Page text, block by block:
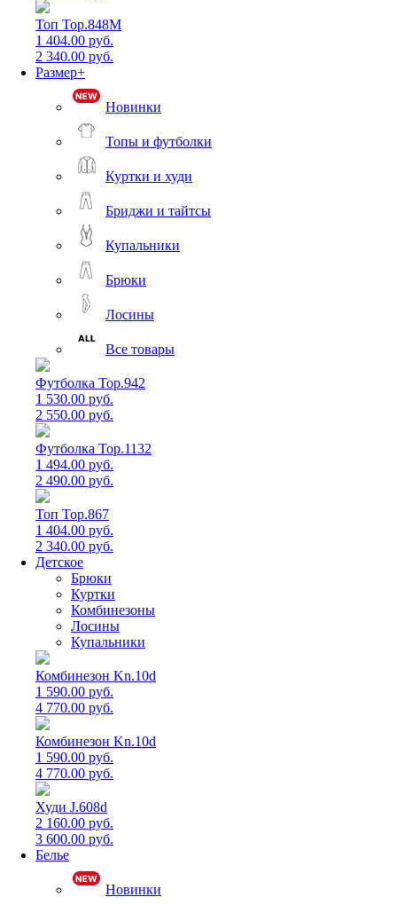
Топ Top.848M
1 404.00 руб.
2 340.00 руб.
Размер+
Новинки
Топы и футболки
Куртки и худи
Бриджи и тайтсы
Купальники
Брюки
Лосины
Все товары
Футболка Top.942
1 530.00 руб.
2 550.00 руб.
Футболка Top.1132
1 494.00 руб.
2 490.00 руб.
Топ Top.867
1 404.00 руб.
2 340.00 руб.
Детское
Брюки
Куртки
Комбинезоны
Лосины
Купальники
Комбинезон Kn.10d
1 590.00 руб.
4 770.00 руб.
Комбинезон Kn.10d
1 590.00 руб.
4 770.00 руб.
Худи J.608d
2 160.00 руб.
3 600.00 руб.
Белье
Новинки